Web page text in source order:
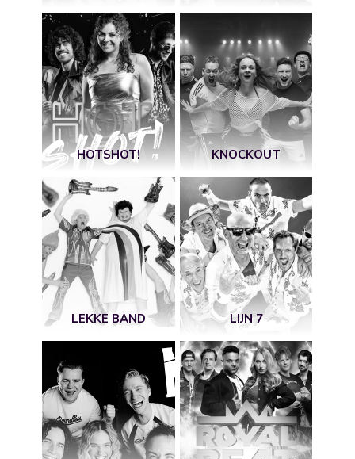
HOTSHOT! KNOCKOUT
LEKKE BAND LIJN 7